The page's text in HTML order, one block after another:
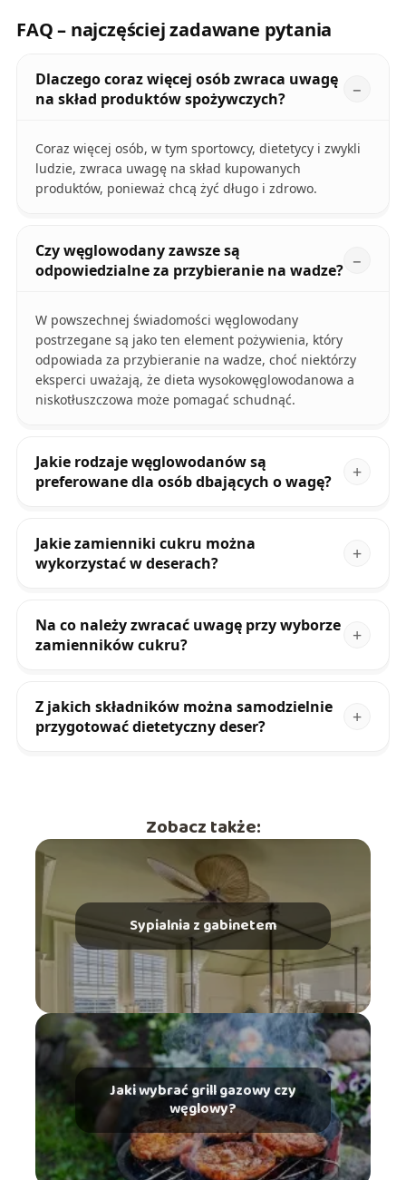
FAQ – najczęściej zadawane pytania
Dlaczego coraz więcej osób zwraca uwagę
na skład produktów spożywczych?
Coraz więcej osób, w tym sportowcy, dietetycy i zwykli
ludzie, zwraca uwagę na skład kupowanych
produktów, ponieważ chcą żyć długo i zdrowo.
Czy węglowodany zawsze są
odpowiedzialne za przybieranie na wadze?
W powszechnej świadomości węglowodany
postrzegane są jako ten element pożywienia, który
odpowiada za przybieranie na wadze, choć niektórzy
eksperci uważają, że dieta wysokowęglowodanowa a
niskotłuszczowa może pomagać schudnąć.
Jakie rodzaje węglowodanów są
preferowane dla osób dbających o wagę?
Jakie zamienniki cukru można
wykorzystać w deserach?
Na co należy zwracać uwagę przy wyborze
zamienników cukru?
Z jakich składników można samodzielnie
przygotować dietetyczny deser?
Zobacz także:
Sypialnia z gabinetem
Jaki wybrać grill gazowy czy
węglowy?